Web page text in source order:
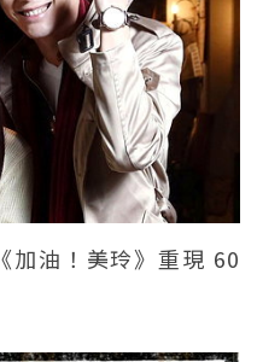
加油！美玲》重現 60